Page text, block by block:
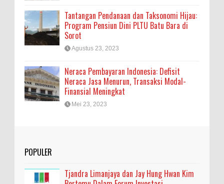
Tantangan Pendanaan dan Taksonomi Hijau:
Program Pensiun Dini PLTU Batu Bara di
Sorot
Agustus 23, 2023
Neraca Pembayaran Indonesia: Defisit
Neraca Jasa Menurun, Transaksi Modal-
Finansial Meningkat
Mei 23, 2023
POPULER
Tjandra Limanjaya dan Jay Hung Hwan Kim